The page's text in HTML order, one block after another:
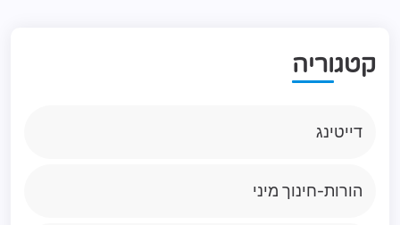
קטגוריה
דייטינג
הורות-חינוך מיני